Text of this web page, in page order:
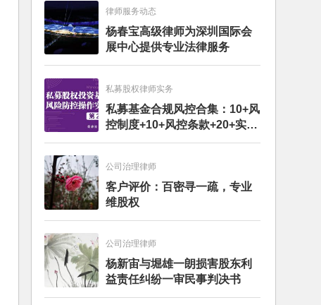
律师服务动态
杨春宝高级律师为深圳国际会
展中心提供专业法律服务
私募股权律师实务
私募基金合规风控合集：10+风
控制度+10+风控条款+20+实务
文章+每月动态
公司治理律师
客户评价：百密寻一疏，专业
维股权
公司治理律师
杨新宙与堀雄一朗损害股东利
益责任纠纷一审民事判决书